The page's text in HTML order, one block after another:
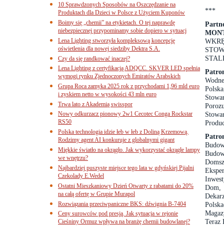
***
Dom,
Teraz
10 Sprawdzonych Sposobów na Oszczędzanie na
Produktach dla Dzieci w Polsce z Użyciem Kuponów
Boimy się „chemii” na etykietach. O tej naprawdę
niebezpiecznej przypominamy sobie dopiero w sytuacj
Lena Lighting stworzyła kompleksową koncepcję
oświetlenia dla nowej siedziby Dektra S.A.
Czy da się randkować inaczej?
Lena Lighting z certyfikacją ADQCC. SKVER LED spełnia
wymogi rynku Zjednoczonych Emiratów Arabskich
Grupa Roca zamyka 2025 rok z przychodami 1,96 mld euro
i zyskiem netto w wysokości 43 mln euro
Trwa lato z Akademią swisspor
Nowy odkurzacz pionowy 2w1 Cecotec Conga Rockstar
RS50
Polska technologia idzie łeb w łeb z Doliną Krzemową.
Rodzimy agent AI konkuruje z globalnymi gigant
Miękkie światło na okrągło. Jak wykorzystać okrągłe lampy
we wnętrzu?
Najbardziej puszyste miejsce tego lata w gdyńskiej Pijalni
Czekolady E.Wedel
Ostatni Mieszkaniowy Dzień Otwarty z rabatami do 20%
na całą ofertę w Grupie Murapol
Rozwiązania przeciwpaniczne BKS: dźwignia B-7404
Ceny surowców pod presją. Jak sytuacja w rejonie
Cieśniny Ormuz wpływa na branżę chemii budowlanej?